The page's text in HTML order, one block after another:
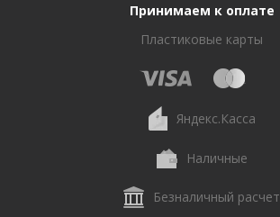
Принимаем к оплате
Пластиковые карты
Яндекс.Касса
Наличные
Безналичный расчет